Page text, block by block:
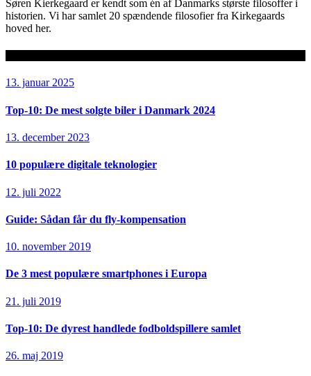
Søren Kierkegaard er kendt som én af Danmarks største filosoffer i
historien. Vi har samlet 20 spændende filosofier fra Kirkegaards
hoved her.
13. januar 2025
Top-10: De mest solgte biler i Danmark 2024
13. december 2023
10 populære digitale teknologier
12. juli 2022
Guide: Sådan får du fly-kompensation
10. november 2019
De 3 mest populære smartphones i Europa
21. juli 2019
Top-10: De dyrest handlede fodboldspillere samlet
26. maj 2019